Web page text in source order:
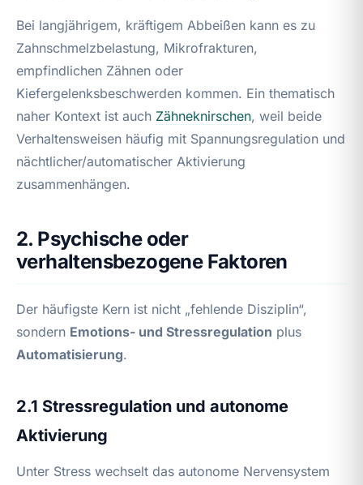
Bei langjährigem, kräftigem Abbeißen kann es zu
Zahnschmelzbelastung, Mikrofrakturen,
empfindlichen Zähnen oder
Kiefergelenksbeschwerden kommen. Ein thematisch
naher Kontext ist auch Zähneknirschen, weil beide
Verhaltensweisen häufig mit Spannungsregulation und
nächtlicher/automatischer Aktivierung
zusammenhängen.
2. Psychische oder
verhaltensbezogene Faktoren
Der häufigste Kern ist nicht „fehlende Disziplin“,
sondern Emotions- und Stressregulation plus
Automatisierung.
2.1 Stressregulation und autonome
Aktivierung
Unter Stress wechselt das autonome Nervensystem